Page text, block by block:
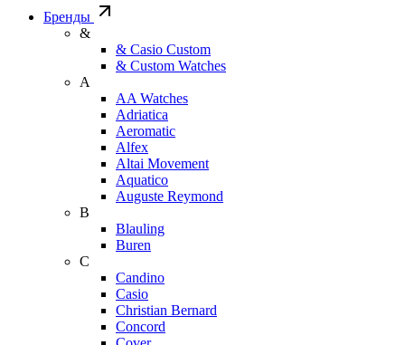
Бренды
&
& Casio Custom
& Custom Watches
A
AA Watches
Adriatica
Aeromatic
Alfex
Altai Movement
Aquatico
Auguste Reymond
B
Blauling
Buren
C
Candino
Casio
Christian Bernard
Concord